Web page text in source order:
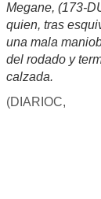
Megane, (173-
quien, tras
una mala
del rodado y
calzada.
(DIARIOC,